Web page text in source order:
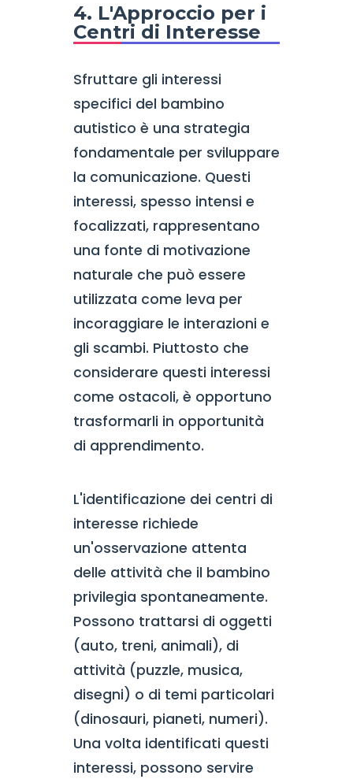
4. L'Approccio per i
Centri di Interesse
Sfruttare gli interessi
specifici del bambino
autistico è una strategia
fondamentale per sviluppare
la comunicazione. Questi
interessi, spesso intensi e
focalizzati, rappresentano
una fonte di motivazione
naturale che può essere
utilizzata come leva per
incoraggiare le interazioni e
gli scambi. Piuttosto che
considerare questi interessi
come ostacoli, è opportuno
trasformarli in opportunità
di apprendimento.
L'identificazione dei centri di
interesse richiede
un'osservazione attenta
delle attività che il bambino
privilegia spontaneamente.
Possono trattarsi di oggetti
(auto, treni, animali), di
attività (puzzle, musica,
disegni) o di temi particolari
(dinosauri, pianeti, numeri).
Una volta identificati questi
interessi, possono servire